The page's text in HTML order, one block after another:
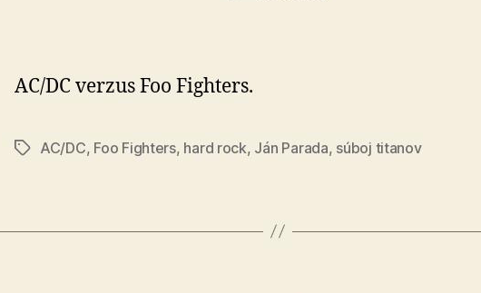
AC/DC verzus Foo Fighters.
ZnačkyAC/DC, Foo Fighters, hard rock, Ján Parada, súboj titanov